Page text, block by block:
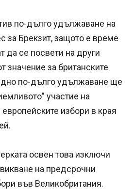
по-дълго удължаване на
за Брекзит, защото е време
да се посвети на други
значение за британските
по-дълго удължаване ще
участие на
избори в края
освен това изключи
на предсрочни
във Великобритания.